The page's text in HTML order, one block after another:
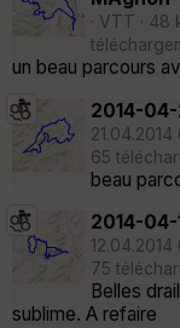
· VTT · 48
un beau parcours
2014-
21.04.2014
65
beau
2014-
12.04.2014
75
Belles
sublime. A refaire